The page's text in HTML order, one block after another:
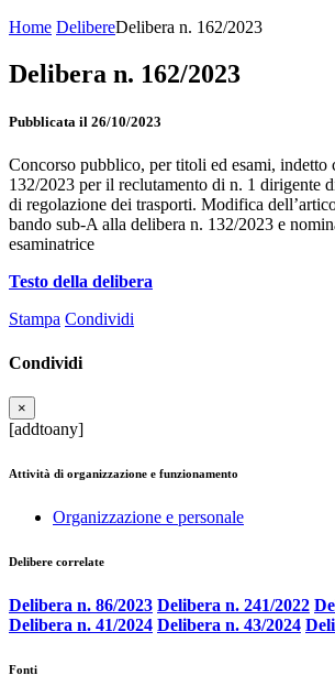
Home DelibereDelibera n. 162/2023
Delibera n. 162/2023
Pubblicata il 26/10/2023
Concorso pubblico, per titoli ed esami, indetto
132/2023 per il reclutamento di n. 1 dirigente
di regolazione dei trasporti. Modifica
bando sub-A alla delibera n. 132/2023 e
esaminatrice
Testo della delibera
Stampa Condividi
Condividi
×
[addtoany]
Attività di organizzazione e funzionamento
Organizzazione e personale
Delibere correlate
Delibera n. 86/2023 Delibera n. 241/2022
Delibera n. 41/2024 Delibera n. 43/2024
Fonti